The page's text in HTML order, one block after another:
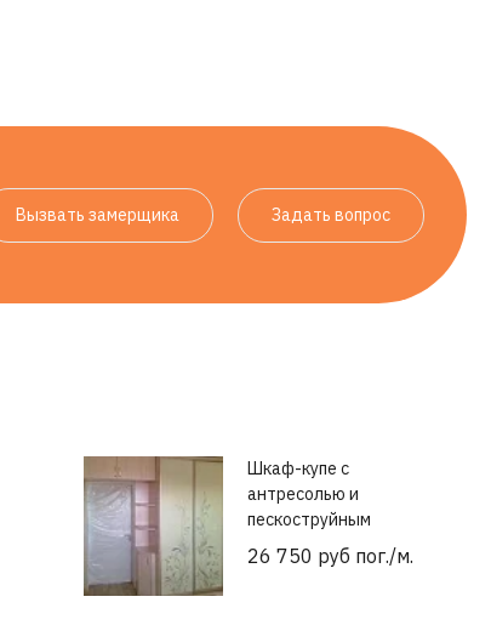
Вызвать замерщика Задать вопрос
Шкаф-купе с
антресолью и
пескоструйным
рисунком
26 750 руб пог./м.